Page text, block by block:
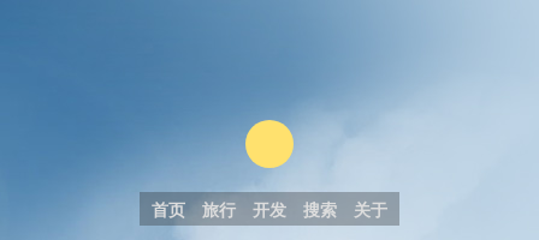
首页 旅行 开发 搜索 关于